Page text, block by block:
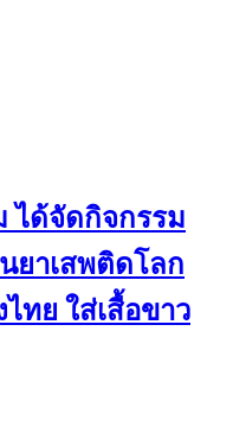
ได้จัดกิจกรรม
ยาเสพติดโลก
ทย ใส่เสื้อขาว